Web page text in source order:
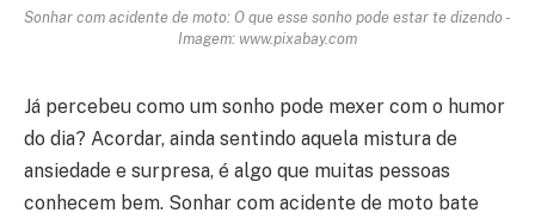
Sonhar com acidente de moto: O que esse sonho pode estar te dizendo -
Imagem: www.pixabay.com
Já percebeu como um sonho pode mexer com o humor
do dia? Acordar, ainda sentindo aquela mistura de
ansiedade e surpresa, é algo que muitas pessoas
conhecem bem. Sonhar com acidente de moto bate